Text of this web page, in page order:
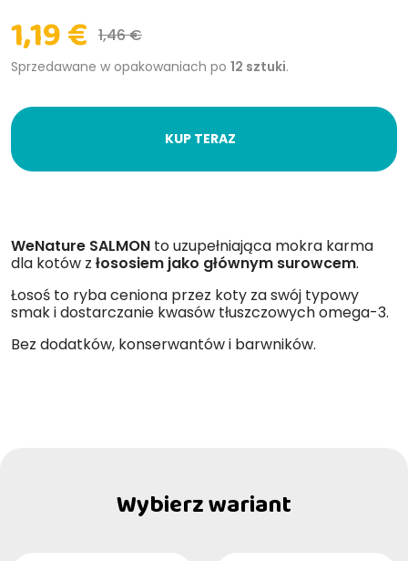
1,19 € 1,46 €
Sprzedawane w opakowaniach po 12 sztuki.
KUP TERAZ
WeNature SALMON to uzupełniająca mokra karma
dla kotów z łososiem jako głównym surowcem.
Łosoś to ryba ceniona przez koty za swój typowy
smak i dostarczanie kwasów tłuszczowych omega-3.
Bez dodatków, konserwantów i barwników.
Wybierz wariant